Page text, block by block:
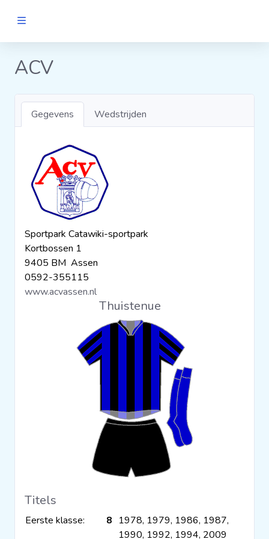
Wedstrijden
Statistieken
Voetbalpiramide
Links
VROUWEN
ACV
Gegevens Wedstrijden
Sportpark Catawiki-sportpark
Kortbossen 1
9405 BM Assen
0592-355115
www.acvassen.nl
Thuistenue
Titels
Eerste klasse: 8 1978, 1979, 1986, 1987,
1990, 1992, 1994, 2009